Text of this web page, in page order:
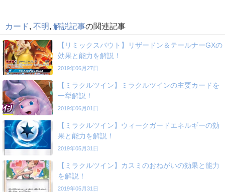
カード 不明 解説記事の関連記事
【リミックスバウト】リザードン＆テールナーGXの
効果と能力を解説！
2019年06月27日
【ミラクルツイン】ミラクルツインの主要カードを
一挙解説！
2019年06月01日
【ミラクルツイン】ウィークガードエネルギーの効
果と能力を解説！
2019年05月31日
【ミラクルツイン】カスミのおねがいの効果と能力
を解説！
2019年05月31日